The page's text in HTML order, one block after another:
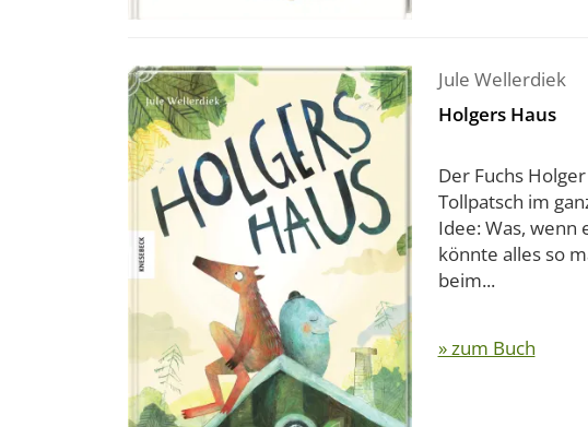
Jule Wellerdiek
Holgers Haus
Der Fuchs
Tollpatsch im
Idee: Was, wenn
könnte alles so
beim...
» zum Buch